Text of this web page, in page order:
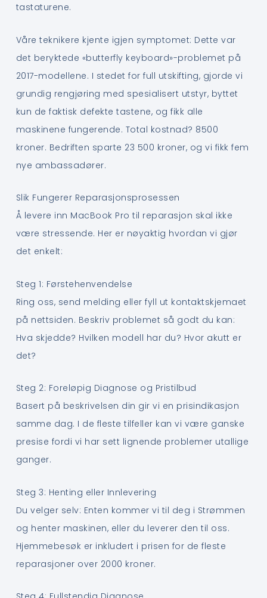
tastaturene.
Våre teknikere kjente igjen symptomet: Dette var
det beryktede «butterfly keyboard»-problemet på
2017-modellene. I stedet for full utskifting, gjorde vi
grundig rengjøring med spesialisert utstyr, byttet
kun de faktisk defekte tastene, og fikk alle
maskinene fungerende. Total kostnad? 8500
kroner. Bedriften sparte 23 500 kroner, og vi fikk fem
nye ambassadører.
Slik Fungerer Reparasjonsprosessen
Å levere inn MacBook Pro til reparasjon skal ikke
være stressende. Her er nøyaktig hvordan vi gjør
det enkelt:
Steg 1: Førstehenvendelse
Ring oss, send melding eller fyll ut kontaktskjemaet
på nettsiden. Beskriv problemet så godt du kan:
Hva skjedde? Hvilken modell har du? Hvor akutt er
det?
Steg 2: Foreløpig Diagnose og Pristilbud
Basert på beskrivelsen din gir vi en prisindikasjon
samme dag. I de fleste tilfeller kan vi være ganske
presise fordi vi har sett lignende problemer utallige
ganger.
Steg 3: Henting eller Innlevering
Du velger selv: Enten kommer vi til deg i Strømmen
og henter maskinen, eller du leverer den til oss.
Hjemmebesøk er inkludert i prisen for de fleste
reparasjoner over 2000 kroner.